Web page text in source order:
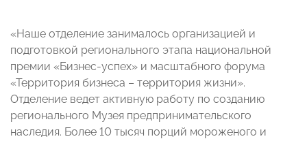
«Наше отделение занималось организацией и
подготовкой регионального этапа национальной
премии «Бизнес-успех» и масштабного форума
«Территория бизнеса – территория жизни».
Отделение ведет активную работу по созданию
регионального Музея предпринимательского
наследия. Более 10 тысяч порций мороженого и